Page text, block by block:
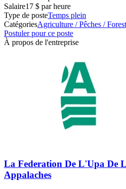
Salaire17 $ par heure
Type de posteTemps plein
CatégoriesAgriculture / Pêches /
Postuler pour ce poste
À propos de l'entreprise
La Federation De L'Upa De
Appalaches